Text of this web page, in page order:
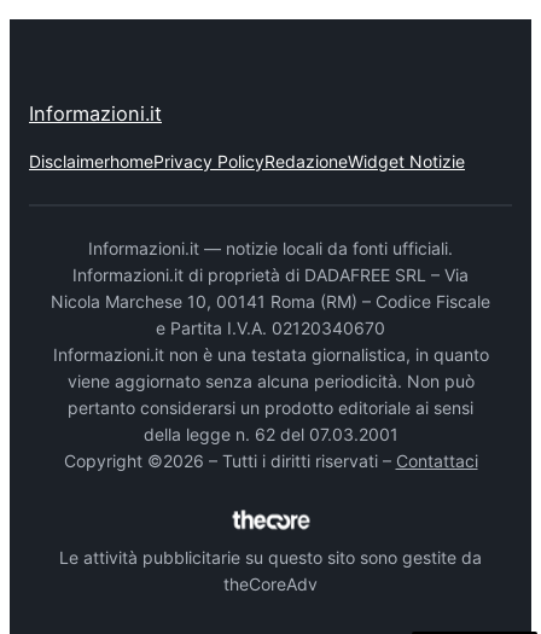
Informazioni.it
DisclaimerhomePrivacy PolicyRedazioneWidget Notizie
Informazioni.it — notizie locali da fonti ufficiali.
Informazioni.it di proprietà di DADAFREE SRL – Via
Nicola Marchese 10, 00141 Roma (RM) – Codice Fiscale
e Partita I.V.A. 02120340670
Informazioni.it non è una testata giornalistica, in quanto
viene aggiornato senza alcuna periodicità. Non può
pertanto considerarsi un prodotto editoriale ai sensi
della legge n. 62 del 07.03.2001
Copyright ©2026 – Tutti i diritti riservati – Contattaci
Le attività pubblicitarie su questo sito sono gestite da
theCoreAdv